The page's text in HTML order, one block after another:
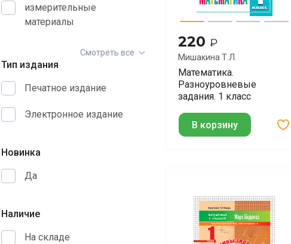
измерительные
материалы
Смотреть все
Тип издания
Печатное издание
Электронное издание
Новинка
Да
Наличие
На складе
220₽
Мишакина Т.Л.
Математика.
Разноуровневые
задания. 1 класс
В корзину